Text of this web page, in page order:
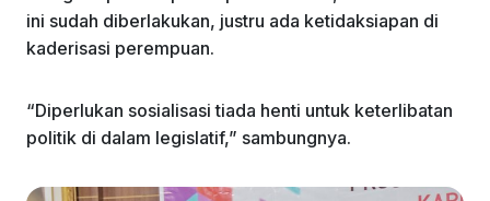
ini sudah diberlakukan, justru ada ketidaksiapan di
kaderisasi perempuan.
“Diperlukan sosialisasi tiada henti untuk keterlibatan
politik di dalam legislatif,” sambungnya.